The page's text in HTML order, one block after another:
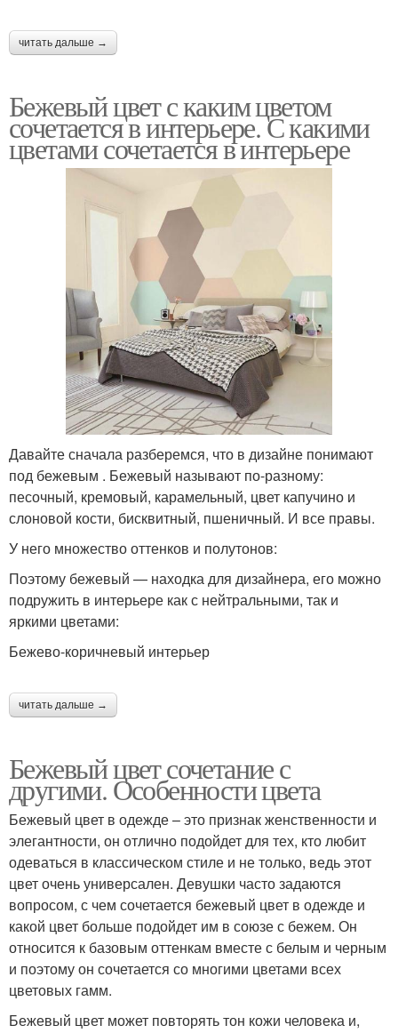
читать дальше →
Бежевый цвет с каким цветом
сочетается в интерьере. С какими
цветами сочетается в интерьере
Давайте сначала разберемся, что в дизайне понимают
под бежевым . Бежевый называют по-разному:
песочный, кремовый, карамельный, цвет капучино и
слоновой кости, бисквитный, пшеничный. И все правы.
У него множество оттенков и полутонов:
Поэтому бежевый — находка для дизайнера, его можно
подружить в интерьере как с нейтральными, так и
яркими цветами:
Бежево-коричневый интерьер
читать дальше →
Бежевый цвет сочетание с
другими. Особенности цвета
Бежевый цвет в одежде – это признак женственности и
элегантности, он отлично подойдет для тех, кто любит
одеваться в классическом стиле и не только, ведь этот
цвет очень универсален. Девушки часто задаются
вопросом, с чем сочетается бежевый цвет в одежде и
какой цвет больше подойдет им в союзе с бежем. Он
относится к базовым оттенкам вместе с белым и черным
и поэтому он сочетается со многими цветами всех
цветовых гамм.
Бежевый цвет может повторять тон кожи человека и,